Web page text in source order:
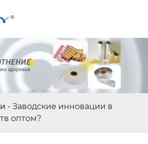
- Заводские инновации в
оптом?